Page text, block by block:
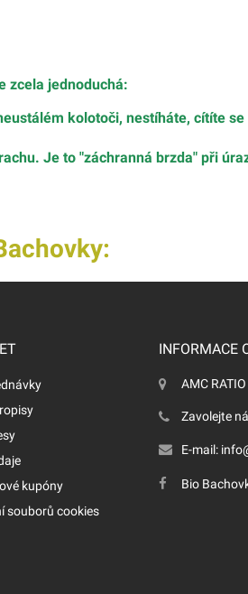
zcela jednoduchá:
kolotoči, nestíháte, cítíte
Je to "záchranná brzda" při
INFORMACE
AMC
Zavolejte
E-mail:
Bio
kupóny
souborů cookies